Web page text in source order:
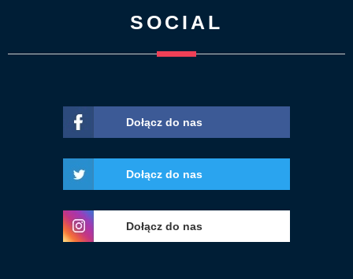
SOCIAL
Dołącz do nas
Dołącz do nas
Dołącz do nas